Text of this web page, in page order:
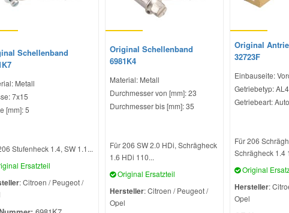
Schellenband
Metall
7x15
[mm]: 5
Stufenheck 1.4, SW 1.1...
Ersatzteil
: Citroen / Peugeot /
Original Schellenband
6981K4
Material: Metall
Durchmesser von [mm]: 23
Durchmesser bis [mm]: 35
Für 206 SW 2.0 HDi, Schrägheck
1.6 HDi 110...
Original Ersatzteil
Hersteller: Citroen / Peugeot /
Opel
Original
32723F
Einbauseite:
Getriebetyp: AL4
Getriebeart:
Für 206
Schrägheck 1.4
Original
Hersteller:
Opel